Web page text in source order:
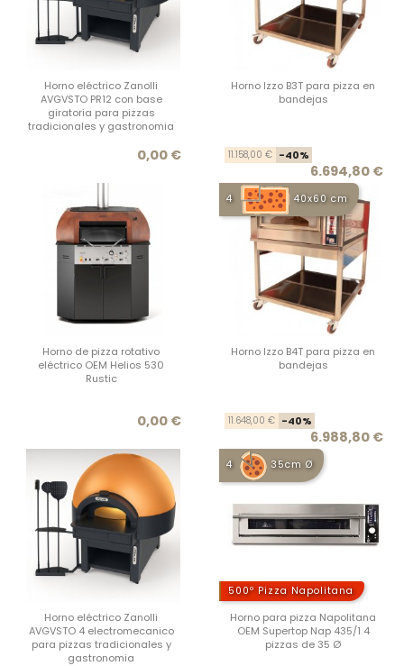
Horno eléctrico Zanolli
AVGVSTO PR12 con base
giratoria para pizzas
tradicionales y gastronomia
Precio
0,00 €
Horno Izzo B3T para pizza en
bandejas
11.158,00 € -40%
6.694,80 €
Horno de pizza rotativo
eléctrico OEM Helios 530
Rustic
Precio
0,00 €
4 40x60 cm
Horno Izzo B4T para pizza en
bandejas
11.648,00 € -40%
6.988,80 €
Horno eléctrico Zanolli
AVGVSTO 4 electromecanico
para pizzas tradicionales y
gastronomia
4 35cm Ø
500º Pizza Napolitana
Horno para pizza Napolitana
OEM Supertop Nap 435/1 4
pizzas de 35 Ø